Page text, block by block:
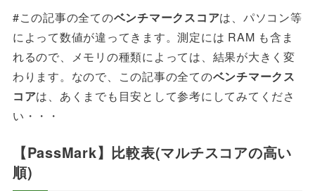
#この記事の全てのベンチマークスコアは、パソコン等
によって数値が違ってきます。測定には RAM も含ま
れるので、メモリの種類によっては、結果が大きく変
わります。なので、この記事の全てのベンチマークス
コアは、あくまでも目安として参考にしてみてくださ
い・・・
【PassMark】比較表(マルチスコアの高い
順)